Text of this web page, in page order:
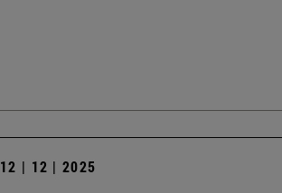
12 | 12 | 2025